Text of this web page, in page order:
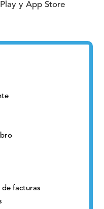
y App Store
facturas